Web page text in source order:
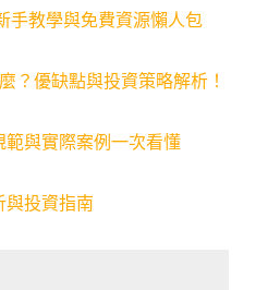
手教學與免費資源懶人包
？優缺點與投資策略解析！
範與實際案例一次看懂
與投資指南